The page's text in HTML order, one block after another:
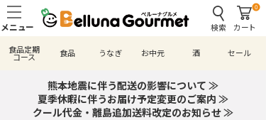
検索
0
カート
食品定期
コース 食品 うなぎ お中元 酒 セール
熊本地震に伴う配送の影響について ≫
夏季休暇に伴うお届け予定変更のご案内 ≫
クール代金・離島追加送料改定のお知らせ ≫